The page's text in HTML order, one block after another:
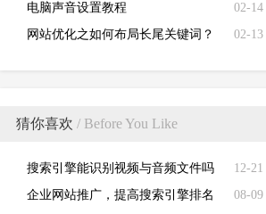
02-14
电脑声音设置教程
02-13
网站优化之如何布局长尾关键词？
猜你喜欢 / Before You Like
12-21
搜索引擎能识别视频与音频文件吗
08-09
企业网站推广，提高搜索引擎排名